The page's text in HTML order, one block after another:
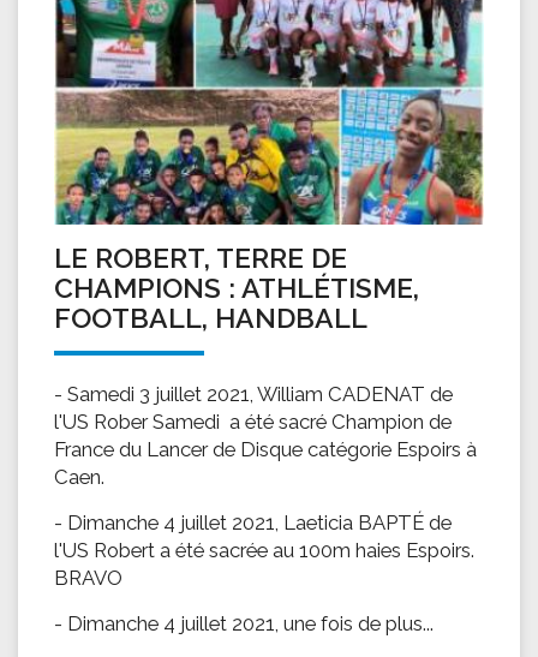
LE ROBERT, TERRE DE
CHAMPIONS : ATHLÉTISME,
FOOTBALL, HANDBALL
- Samedi 3 juillet 2021, William CADENAT de
l'US Rober Samedi a été sacré Champion de
France du Lancer de Disque catégorie Espoirs à
Caen.
- Dimanche 4 juillet 2021, Laeticia BAPTÉ de
l'US Robert a été sacrée au 100m haies Espoirs.
BRAVO
- Dimanche 4 juillet 2021, une fois de plus...